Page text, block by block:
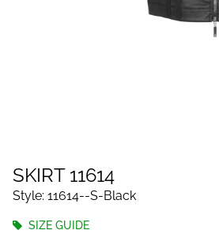
SKIRT 11614
Style: 11614--S-Black
SIZE GUIDE